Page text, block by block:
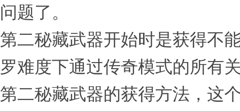
问题了。
第二秘藏武器开始时是获得不
罗难度下通过传奇模式的所有
第二秘藏武器的获得方法，这